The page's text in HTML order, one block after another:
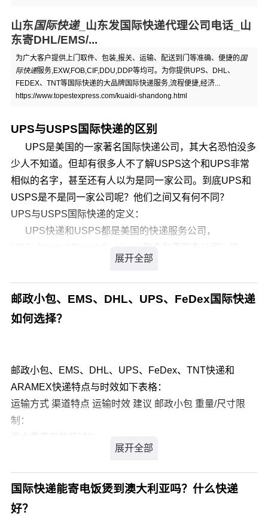
山东国际快递_山东发国际快递代理公司电话_山
东寄DHL/EMS/...
为广大客户提供上门取件、包装,报关、运输、配送到门等准确、便捷的国
际快递服务,EXW,FOB,CIF,DDU,DDP等均可。为你提供UPS、DHL、
FEDEX、TNT等国际快递的大品牌国际快递服务,流程便捷,经济...
https://www.topestexpress.com/kuaidi-shandong.html
UPS与USPS国际快递的区别
UPS是美国的一家著名国际快递公司，其大名恐怕没多
少人不知道。但却有很多人不了解USPS这个和UPS非常
相似的名字，甚至还有人以为是同一家公司。到底UPS和
USPS是不是同一家公司呢？他们之间又有何不同？
UPS与USPS国际快递的定义：
UPS快递和USPS都是美国的快递服务公司，
1907年作为一家信使公司成立于美国，通过明确地致力于
支持全球商业的目标，UPS如今已发展到拥有497亿美元
资产的大公司，其商标是世界上最知名、最值得景仰的商
标之一。作为世界上最大的快递承运商与包裹递送公司，
区。
USPS（United States Postal Service美国邮政署），
亦称美国邮局或美国邮政服务，是美国联邦政府的独立机
构。美国邮政署拥有596,000名雇员，以及218,684辆汽
球数量的四成。目前已经与中国邮政合作，加强中美之间
UPS和USPS送达服务范围：
邮政小包、EMS、DHL、UPS、FeDex国际快递
如何选择？
邮政小包、EMS、DHL、UPS、FeDex、TNT快递和
ARAMEX快递特点与时效如下表格：
运输方式 渠道特点 运输时效 建议 邮政小包 重量/尺寸限
制：
非圆筒货物：最大（长+宽+高≤90CM，单边长度≤60CM）
最小（长度≥14CM，宽度≥9CM）
圆筒形货物：最大（直径*2+长≤104CM，单边长度
≤90CM）
国际快递能寄电饭煲到澳大利亚吗？什么快递
好？